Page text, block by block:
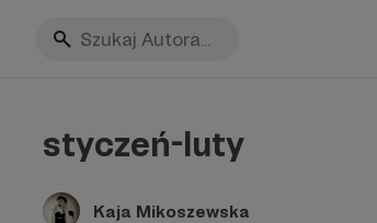
styczeń-luty
Kaja Mikoszewska